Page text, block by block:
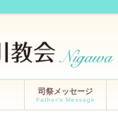
司祭メッセージ
Father’s Message